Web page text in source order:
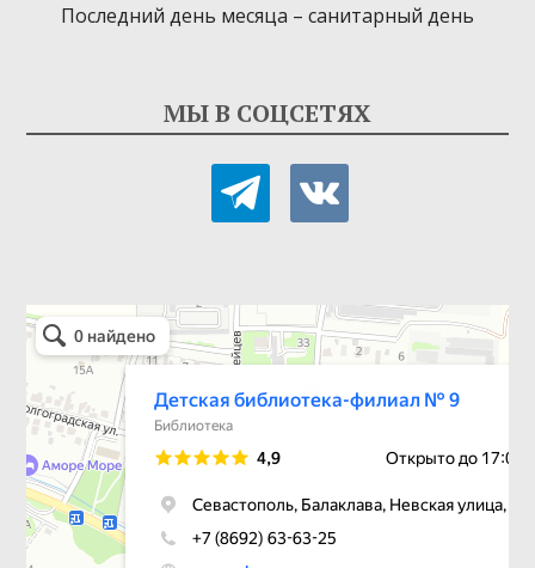
Последний день месяца – санитарный день
МЫ В СОЦСЕТЯХ
telegramvkontakte
Детская библиотека-филиал № 9
Библиотека в Севастополе